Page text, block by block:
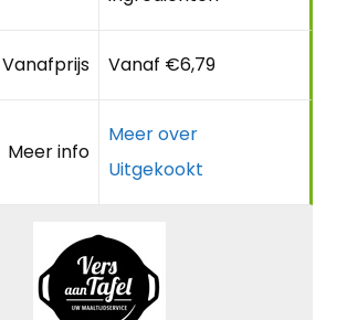
Vanafprijs Vanaf €6,79
Meer info
Meer over
Uitgekookt